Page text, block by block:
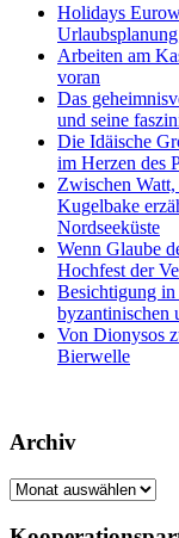
Holidays
Arbeiten am
voran
Das
und seine
Die Idäische
im Herzen des
Zwischen
Kugelbake
Nordseeküste
Wenn Glaube
Hochfest der
Besichtigung in
byzantinischen
Von Dionysos
Bierwelle
Archiv
Archiv